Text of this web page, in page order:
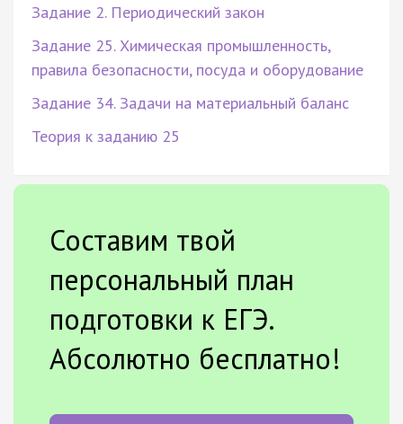
Задание 2. Периодический закон
Задание 25. Химическая промышленность,
правила безопасности, посуда и оборудование
Задание 34. Задачи на материальный баланс
Теория к заданию 25
Составим твой
персональный план
подготовки к ЕГЭ.
Абсолютно бесплатно!